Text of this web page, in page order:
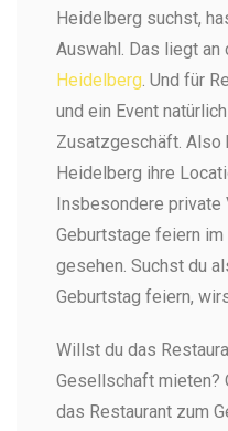
Heidelberg suchst,
Auswahl. Das liegt an
Heidelberg. Und für
und ein Event
Zusatzgeschäft. Also
Heidelberg ihre
Insbesondere private
Geburtstage feiern
gesehen. Suchst du
Geburtstag feiern,
Willst du das
Gesellschaft mieten?
das Restaurant zum